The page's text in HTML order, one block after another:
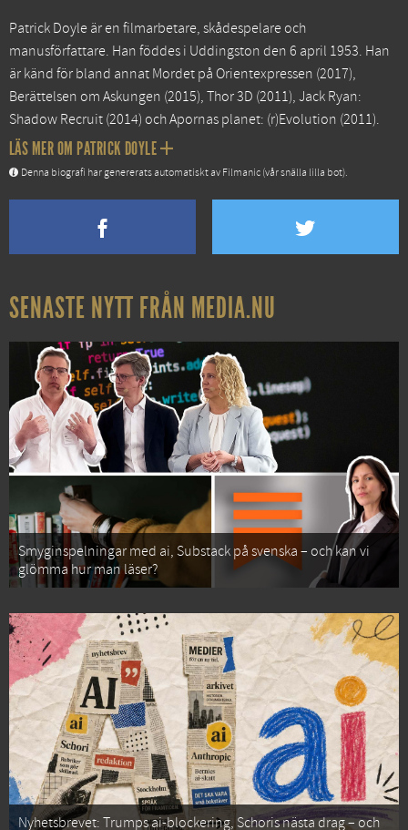
Patrick Doyle är en filmarbetare, skådespelare och
manusförfattare. Han föddes i Uddingston den 6 april 1953. Han
är känd för bland annat Mordet på Orientexpressen (2017),
Berättelsen om Askungen (2015), Thor 3D (2011), Jack Ryan:
Shadow Recruit (2014) ochApornas planet: (r)Evolution (2011).
LÄS MER OM PATRICK DOYLE
Denna biografi har genererats automatiskt av Filmanic (vår snälla lilla bot).
SENASTE NYTT FRÅN MEDIA.NU
Smyginspelningar med ai, Substack på svenska – och kan vi
glömma hur man läser?
Nyhetsbrevet: Trumps ai-blockering, Schoris nästa drag – och